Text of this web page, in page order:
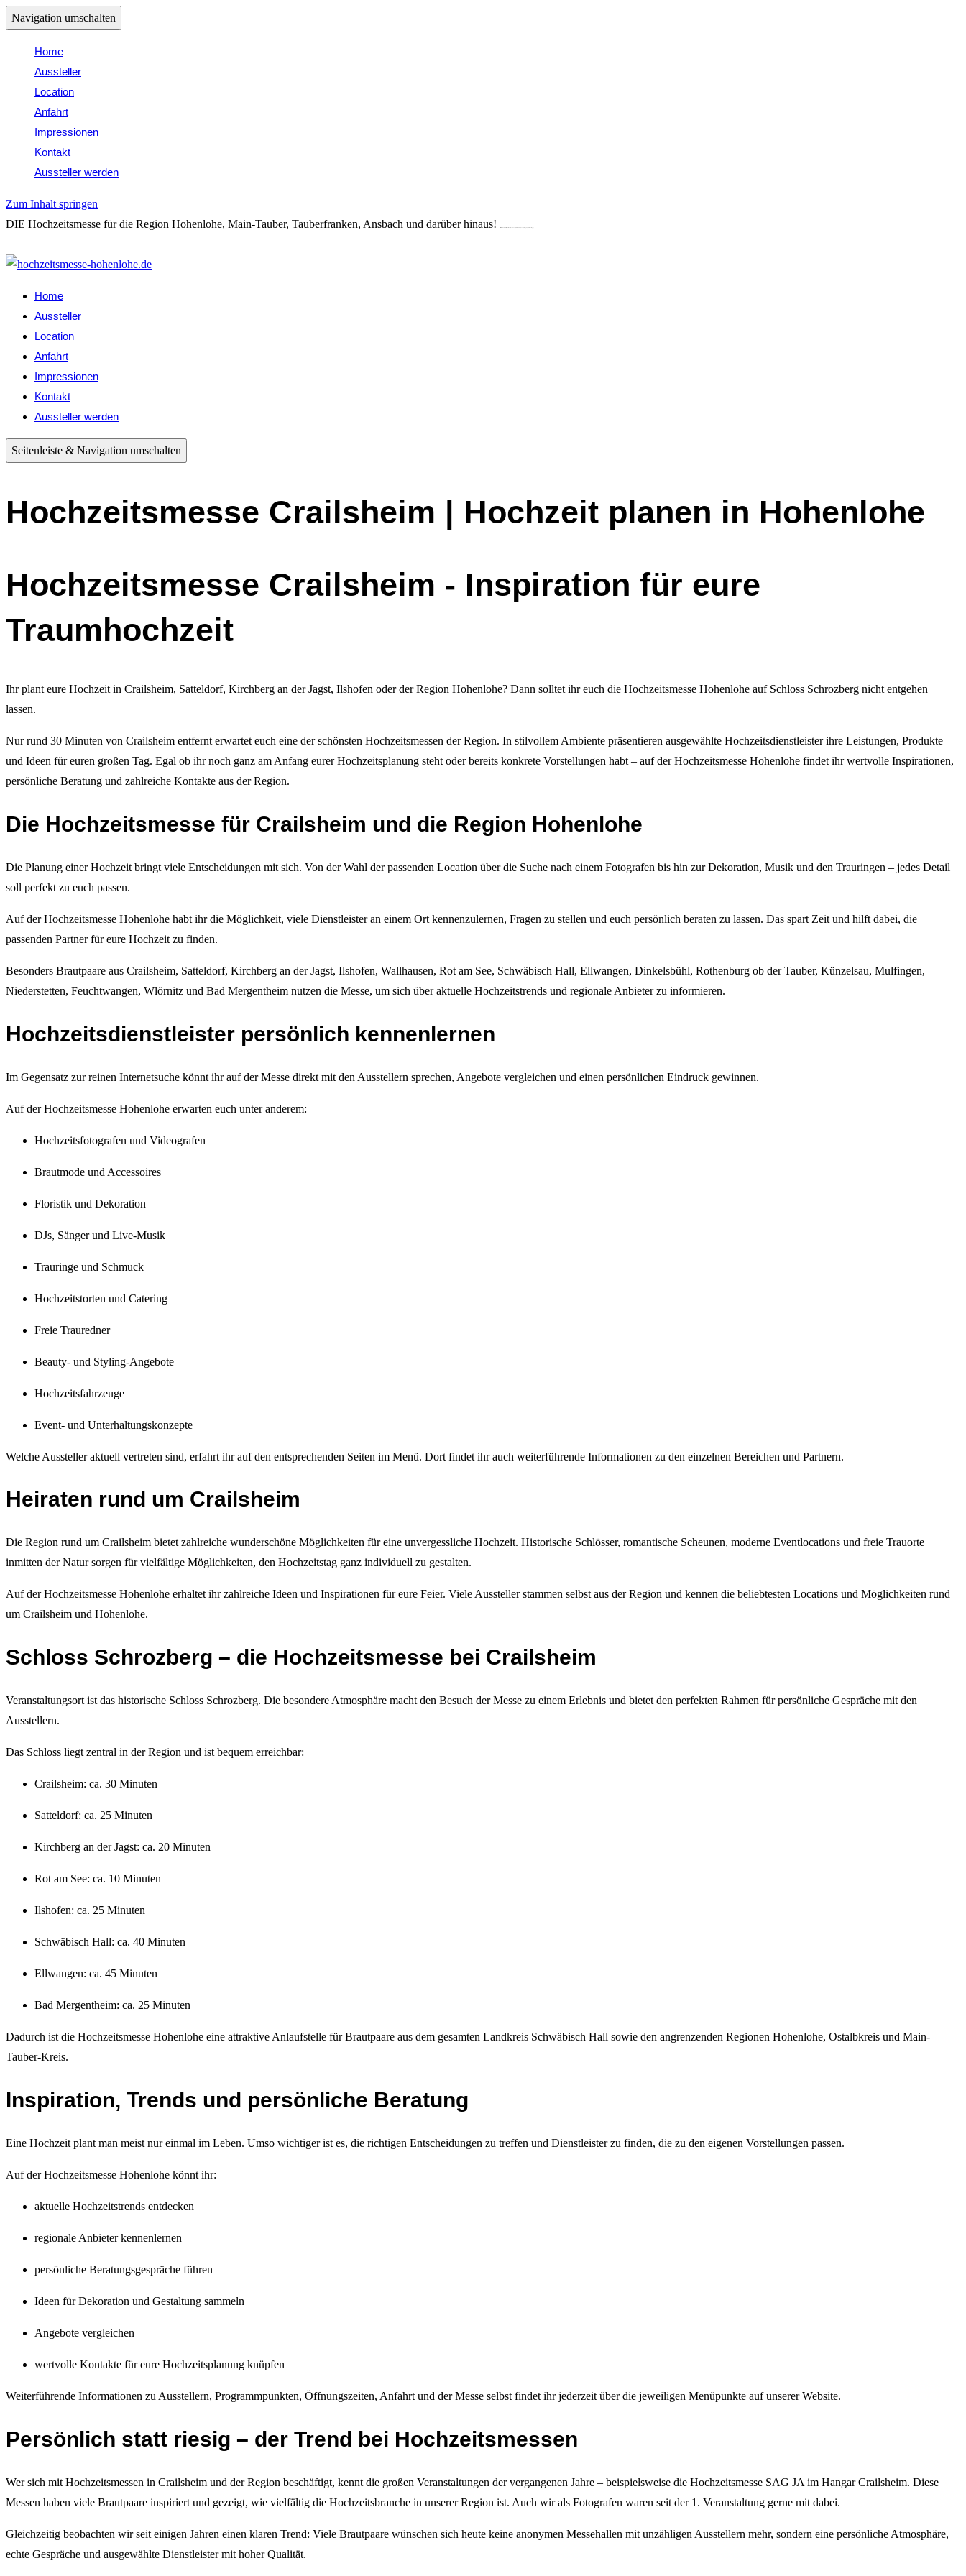
Navigation umschalten
Home
Aussteller
Location
Anfahrt
Impressionen
Kontakt
Aussteller werden
Zum Inhalt springen
DIE Hochzeitsmesse für die Region Hohenlohe, Main-Tauber, Tauberfranken, Ansbach und darüber hinaus!
Home
Aussteller
Location
Anfahrt
Impressionen
Kontakt
Aussteller werden
Seitenleiste & Navigation umschalten
Hochzeitsmesse Crailsheim | Hochzeit planen in Hohenlohe
Hochzeitsmesse Crailsheim - Inspiration für eure
Traumhochzeit
Ihr plant eure Hochzeit in Crailsheim, Satteldorf, Kirchberg an der Jagst, Ilshofen oder der Region Hohenlohe? Dann solltet ihr euch die Hochzeitsmesse Hohenlohe auf Schloss Schrozberg nicht entgehen
lassen.
Nur rund 30 Minuten von Crailsheim entfernt erwartet euch eine der schönsten Hochzeitsmessen der Region. In stilvollem Ambiente präsentieren ausgewählte Hochzeitsdienstleister ihre Leistungen, Produkte
und Ideen für euren großen Tag. Egal ob ihr noch ganz am Anfang eurer Hochzeitsplanung steht oder bereits konkrete Vorstellungen habt – auf der Hochzeitsmesse Hohenlohe findet ihr wertvolle Inspirationen,
persönliche Beratung und zahlreiche Kontakte aus der Region.
Die Hochzeitsmesse für Crailsheim und die Region Hohenlohe
Die Planung einer Hochzeit bringt viele Entscheidungen mit sich. Von der Wahl der passenden Location über die Suche nach einem Fotografen bis hin zur Dekoration, Musik und den Trauringen – jedes Detail
soll perfekt zu euch passen.
Auf der Hochzeitsmesse Hohenlohe habt ihr die Möglichkeit, viele Dienstleister an einem Ort kennenzulernen, Fragen zu stellen und euch persönlich beraten zu lassen. Das spart Zeit und hilft dabei, die
passenden Partner für eure Hochzeit zu finden.
Besonders Brautpaare aus Crailsheim, Satteldorf, Kirchberg an der Jagst, Ilshofen, Wallhausen, Rot am See, Schwäbisch Hall, Ellwangen, Dinkelsbühl, Rothenburg ob der Tauber, Künzelsau, Mulfingen,
Niederstetten, Feuchtwangen, Wlörnitz und Bad Mergentheim nutzen die Messe, um sich über aktuelle Hochzeitstrends und regionale Anbieter zu informieren.
Hochzeitsdienstleister persönlich kennenlernen
Im Gegensatz zur reinen Internetsuche könnt ihr auf der Messe direkt mit den Ausstellern sprechen, Angebote vergleichen und einen persönlichen Eindruck gewinnen.
Auf der Hochzeitsmesse Hohenlohe erwarten euch unter anderem:
Hochzeitsfotografen und Videografen
Brautmode und Accessoires
Floristik und Dekoration
DJs, Sänger und Live-Musik
Trauringe und Schmuck
Hochzeitstorten und Catering
Freie Trauredner
Beauty- und Styling-Angebote
Hochzeitsfahrzeuge
Event- und Unterhaltungskonzepte
Welche Aussteller aktuell vertreten sind, erfahrt ihr auf den entsprechenden Seiten im Menü. Dort findet ihr auch weiterführende Informationen zu den einzelnen Bereichen und Partnern.
Heiraten rund um Crailsheim
Die Region rund um Crailsheim bietet zahlreiche wunderschöne Möglichkeiten für eine unvergessliche Hochzeit. Historische Schlösser, romantische Scheunen, moderne Eventlocations und freie Trauorte
inmitten der Natur sorgen für vielfältige Möglichkeiten, den Hochzeitstag ganz individuell zu gestalten.
Auf der Hochzeitsmesse Hohenlohe erhaltet ihr zahlreiche Ideen und Inspirationen für eure Feier. Viele Aussteller stammen selbst aus der Region und kennen die beliebtesten Locations und Möglichkeiten rund
um Crailsheim und Hohenlohe.
Schloss Schrozberg – die Hochzeitsmesse bei Crailsheim
Veranstaltungsort ist das historische Schloss Schrozberg. Die besondere Atmosphäre macht den Besuch der Messe zu einem Erlebnis und bietet den perfekten Rahmen für persönliche Gespräche mit den
Ausstellern.
Das Schloss liegt zentral in der Region und ist bequem erreichbar:
Crailsheim: ca. 30 Minuten
Satteldorf: ca. 25 Minuten
Kirchberg an der Jagst: ca. 20 Minuten
Rot am See: ca. 10 Minuten
Ilshofen: ca. 25 Minuten
Schwäbisch Hall: ca. 40 Minuten
Ellwangen: ca. 45 Minuten
Bad Mergentheim: ca. 25 Minuten
Dadurch ist die Hochzeitsmesse Hohenlohe eine attraktive Anlaufstelle für Brautpaare aus dem gesamten Landkreis Schwäbisch Hall sowie den angrenzenden Regionen Hohenlohe, Ostalbkreis und Main-
Tauber-Kreis.
Inspiration, Trends und persönliche Beratung
Eine Hochzeit plant man meist nur einmal im Leben. Umso wichtiger ist es, die richtigen Entscheidungen zu treffen und Dienstleister zu finden, die zu den eigenen Vorstellungen passen.
Auf der Hochzeitsmesse Hohenlohe könnt ihr:
aktuelle Hochzeitstrends entdecken
regionale Anbieter kennenlernen
persönliche Beratungsgespräche führen
Ideen für Dekoration und Gestaltung sammeln
Angebote vergleichen
wertvolle Kontakte für eure Hochzeitsplanung knüpfen
Weiterführende Informationen zu Ausstellern, Programmpunkten, Öffnungszeiten, Anfahrt und der Messe selbst findet ihr jederzeit über die jeweiligen Menüpunkte auf unserer Website.
Persönlich statt riesig – der Trend bei Hochzeitsmessen
Wer sich mit Hochzeitsmessen in Crailsheim und der Region beschäftigt, kennt die großen Veranstaltungen der vergangenen Jahre – beispielsweise die Hochzeitsmesse SAG JA im Hangar Crailsheim. Diese
Messen haben viele Brautpaare inspiriert und gezeigt, wie vielfältig die Hochzeitsbranche in unserer Region ist. Auch wir als Fotografen waren seit der 1. Veranstaltung gerne mit dabei.
Gleichzeitig beobachten wir seit einigen Jahren einen klaren Trend: Viele Brautpaare wünschen sich heute keine anonymen Messehallen mit unzähligen Ausstellern mehr, sondern eine persönliche Atmosphäre,
echte Gespräche und ausgewählte Dienstleister mit hoher Qualität.